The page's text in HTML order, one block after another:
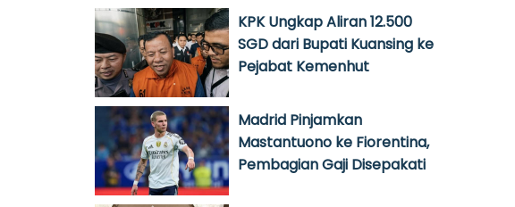
KPK Ungkap Aliran 12.500
SGD dari Bupati Kuansing ke
Pejabat Kemenhut
Madrid Pinjamkan
Mastantuono ke Fiorentina,
Pembagian Gaji Disepakati